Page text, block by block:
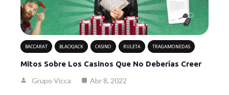
BACCARAT BLACKJACK CASINO RULETA TRAGAMONEDAS
Mitos Sobre Los Casinos Que No Deberías Creer
Grupo Vicca
Abr 8, 2022